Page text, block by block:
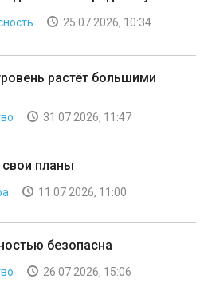
25 07 2026, 10:34
растёт большими
31 07 2026, 11:47
планы
11 07 2026, 11:00
безопасна
26 07 2026, 15:06